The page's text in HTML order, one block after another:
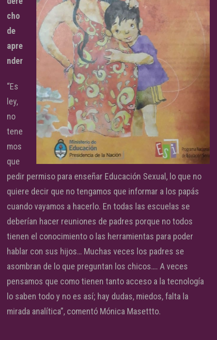
cho
de
apre
nder
“Es
ley,
no
tene
mos
que
pedir permiso para enseñar Educación Sexual, lo que no
quiere decir que no tengamos que informar a los papás
cuando vayamos a hacerlo. En todas las escuelas se
deberían hacer reuniones de padres porque no todos
tienen el conocimiento o las herramientas para poder
hablar con sus hijos… Muchas veces los padres se
asombran de lo que preguntan los chicos…. A veces
pensamos que como tienen tanto acceso a la tecnología
lo saben todo y no es así; hay dudas, miedos, falta la
mirada analítica”, comentó Mónica Masettto.